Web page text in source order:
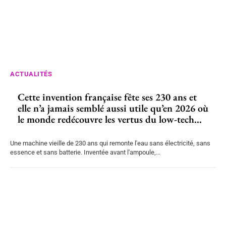
ACTUALITÉS
Cette invention française fête ses 230 ans et
elle n’a jamais semblé aussi utile qu’en 2026 où
le monde redécouvre les vertus du low-tech...
Une machine vieille de 230 ans qui remonte l'eau sans électricité, sans
essence et sans batterie. Inventée avant l'ampoule,...